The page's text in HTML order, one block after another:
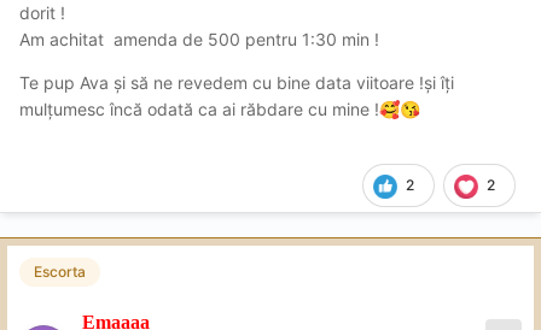
dorit !
Am achitat amenda de 500 pentru 1:30 min !
Te pup Ava și să ne revedem cu bine data viitoare !și îți
mulțumesc încă odată ca ai răbdare cu mine !🥰😘
2 2
Escorta
Emaaaa